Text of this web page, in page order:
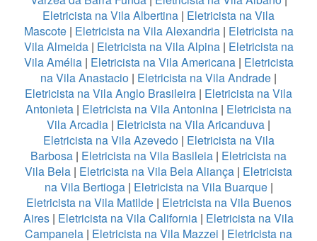
Eletricista na Vila Albertina | Eletricista na Vila
Mascote| Eletricista na Vila Alexandria| Eletricista na
Vila Almeida | Eletricista na Vila Alpina | Eletricista na
Vila Amélia | Eletricista na Vila Americana| Eletricista
na Vila Anastacio | Eletricista na Vila Andrade |
Eletricista na Vila Anglo Brasileira | Eletricista na Vila
Antonieta | Eletricista na Vila Antonina | Eletricista na
Vila Arcadia | Eletricista na Vila Aricanduva |
Eletricista na Vila Azevedo| Eletricista na Vila
Barbosa | Eletricista na Vila Basileia | Eletricista na
Vila Bela | Eletricista na Vila Bela Aliança | Eletricista
na Vila Bertioga| Eletricista na Vila Buarque|
Eletricista na Vila Matilde| Eletricista na Vila Buenos
Aires | Eletricista na Vila California | Eletricista na Vila
Campanela | Eletricista na Vila Mazzei | Eletricista na